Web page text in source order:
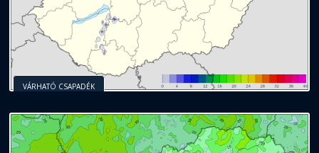
VÁRHATÓ CSAPADÉK